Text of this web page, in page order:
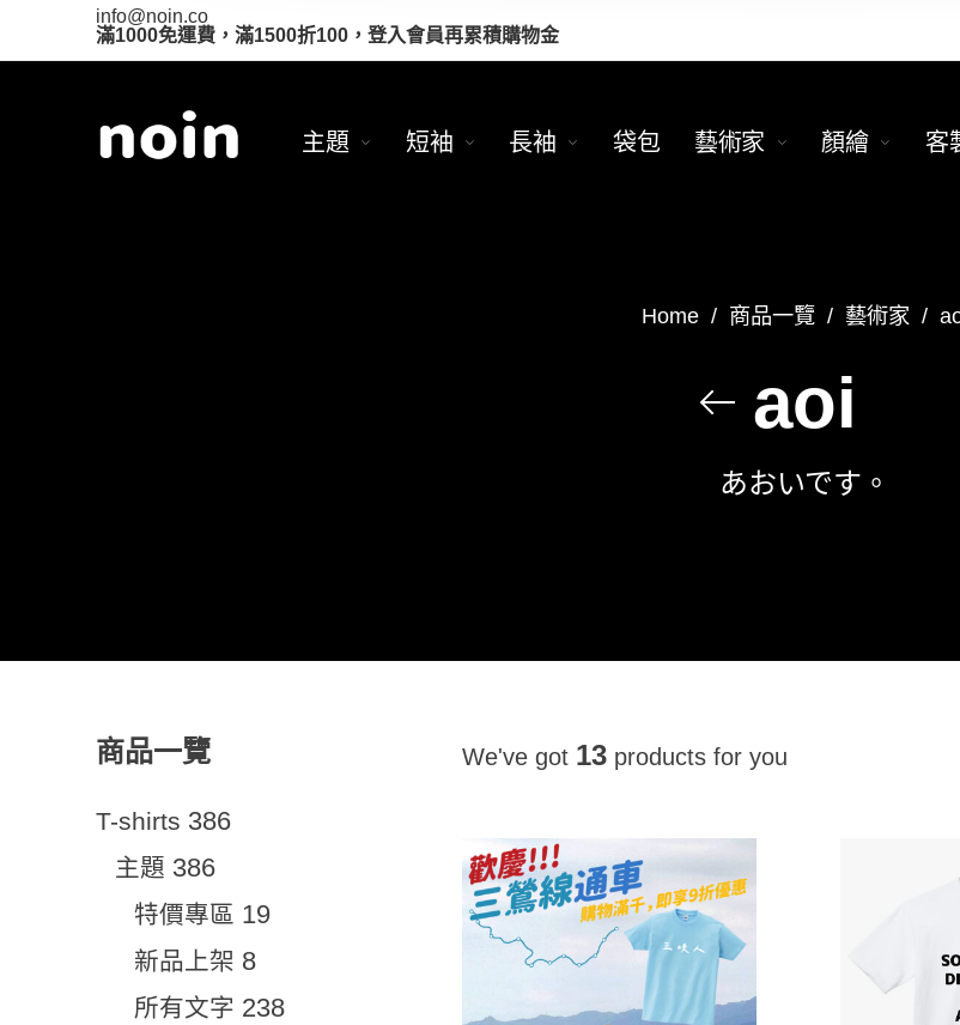
info@noin.co
滿1000免運費，滿1500折100，登入會員再累積購物金
主題 短袖 長袖 袋包 藝術家 顏繪 客
Home / 商品一覽 / 藝術家 /
aoi
あおいです。
商品一覽
T-shirts 386
主題 386
特價專區 19
新品上架 8
所有文字 238
We've got 13 products for you